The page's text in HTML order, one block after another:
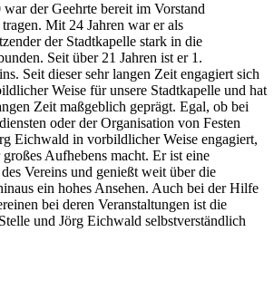
der Geehrte bereit im Vorstand
Mit 24 Jahren war er als
der Stadtkapelle stark in die
Seit über 21 Jahren ist er 1.
Seit dieser sehr langen Zeit engagiert sich
Weise für unsere Stadtkapelle und hat
Zeit maßgeblich geprägt. Egal, ob bei
oder der Organisation von Festen
Eichwald in vorbildlicher Weise engagiert,
Aufhebens macht. Er ist eine
Vereins und genießt weit über die
ein hohes Ansehen. Auch bei der Hilfe
bei deren Veranstaltungen ist die
und Jörg Eichwald selbstverständlich